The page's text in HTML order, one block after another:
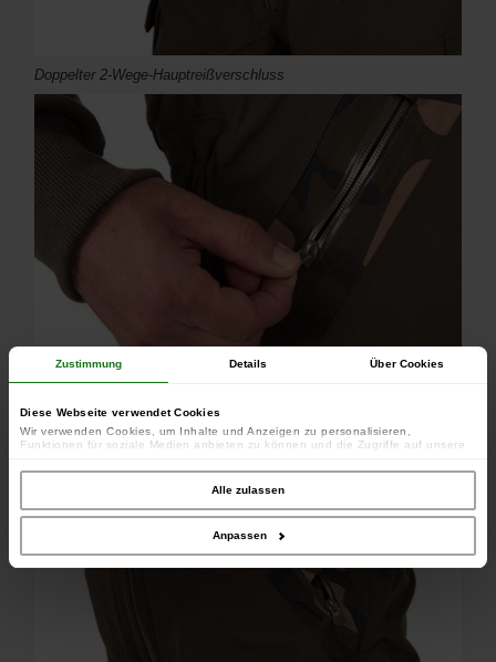
Zustimmung Details Über Cookies
Diese Webseite verwendet Cookies
Wir verwenden Cookies, um Inhalte und Anzeigen zu personalisieren,
Funktionen für soziale Medien anbieten zu können und die Zugriffe auf unsere
unserer Website an unsere Partner für soziale Medien, Werbung und Analysen
weiter. Unsere Partner führen diese Informationen möglicherweise mit weiteren
Daten zusammen, die Sie ihnen bereitgestellt haben oder die sie im Rahmen
Ihrer Nutzung der Dienste gesammelt haben.
Alle zulassen
Anpassen
Doppelter 2-Wege-Hauptreißverschluss